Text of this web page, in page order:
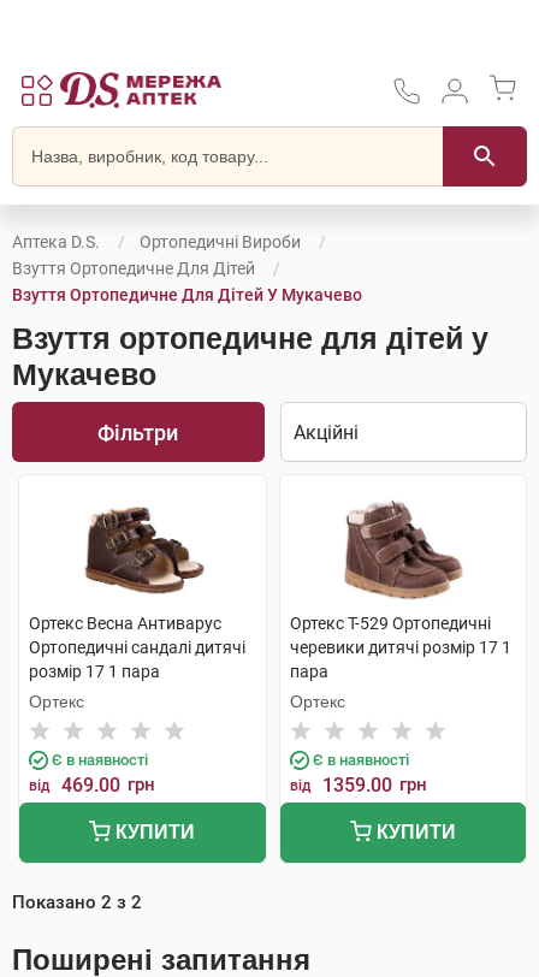
Аптека D.S.
Ортопедичні Вироби
Взуття Ортопедичне Для Дітей
Взуття Ортопедичне Для Дітей У Мукачево
Взуття ортопедичне для дітей у
Мукачево
Фільтри
Ортекс Весна Антиварус
Ортопедичні сандалі дитячі
розмір 17 1 пара
Ортекс
Є в наявності
від 469.00 грн
КУПИТИ
Ортекс Т-529 Ортопедичні
черевики дитячі розмір 17 1
пара
Ортекс
Є в наявності
від 1359.00 грн
КУПИТИ
Показано 2 з 2
Поширені запитання